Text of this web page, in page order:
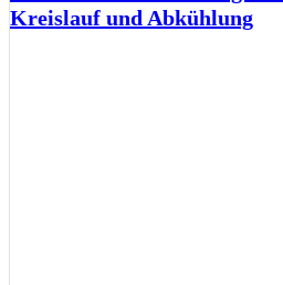
Kreislauf und Abkühlung